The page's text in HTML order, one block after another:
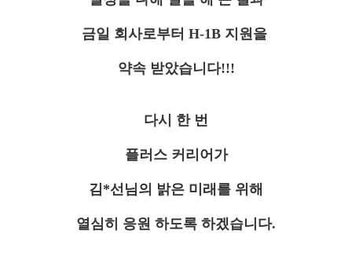
금일 회사로부터 H-1B 지원을
약속 받았습니다!!!
다시 한 번
플러스 커리어가
김*선님의 밝은 미래를 위해
열심히 응원 하도록 하겠습니다.